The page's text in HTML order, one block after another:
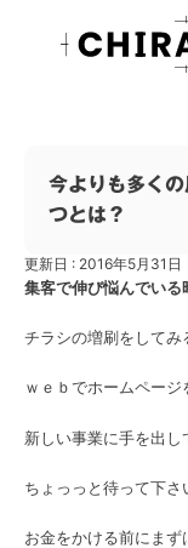
今よりも多く
つとは？
更新日 : 2016年5月31日
集客で伸び悩んでいる
チラシの増刷をして
ｗｅｂでホームペー
新しい事業に手を出
ちょっっと待って下さ
お金をかける前にまず